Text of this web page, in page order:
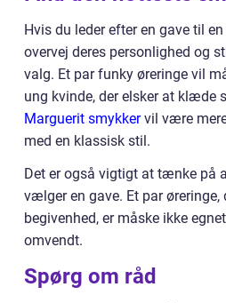
Hvis du leder efter en gave til
overvej deres personlighed og
valg. Et par funky øreringe vil
ung kvinde, der elsker at klæde
Marguerit smykkervil være
med en klassisk stil.
Det er også vigtigt at tænke på
vælger en gave. Et par øreringe,
begivenhed, er måske ikke
omvendt.
Spørg om råd